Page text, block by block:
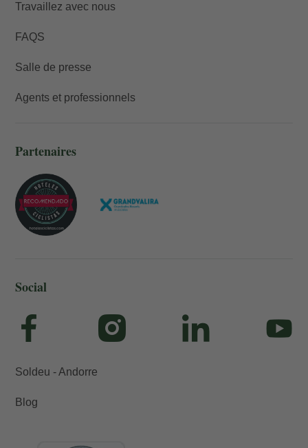
Travaillez avec nous
FAQS
Salle de presse
Agents et professionnels
Partenaires
Social
Soldeu - Andorre
Blog